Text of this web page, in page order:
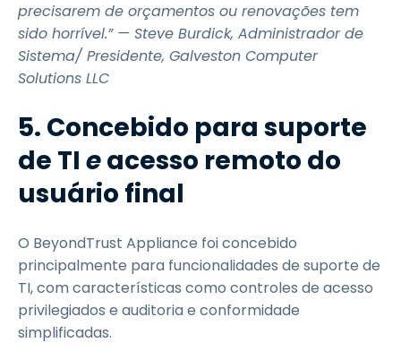
precisarem de orçamentos ou renovações tem
sido horrível.” — Steve Burdick, Administrador de
Sistema/ Presidente, Galveston Computer
Solutions LLC
5. Concebido para suporte
de TI eacesso remoto do
usuário final
O BeyondTrust Appliance foi concebido
principalmente para funcionalidades de suporte de
TI, com características como controles de acesso
privilegiados e auditoria e conformidade
simplificadas.